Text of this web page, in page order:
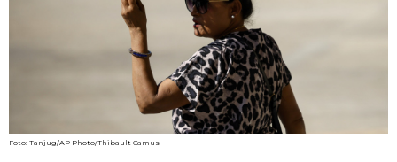
Foto: Tanjug/AP Photo/Thibault Camus